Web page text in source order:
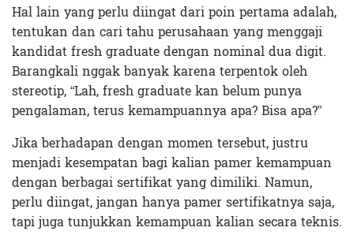
Hal lain yang perlu diingat dari poin pertama adalah,
tentukan dan cari tahu perusahaan yang menggaji
kandidat fresh graduate dengan nominal dua digit.
Barangkali nggak banyak karena terpentok oleh
stereotip, “Lah, fresh graduate kan belum punya
pengalaman, terus kemampuannya apa? Bisa apa?”
Jika berhadapan dengan momen tersebut, justru
menjadi kesempatan bagi kalian pamer kemampuan
dengan berbagai sertifikat yang dimiliki. Namun,
perlu diingat, jangan hanya pamer sertifikatnya saja,
tapi juga tunjukkan kemampuan kalian secara teknis.